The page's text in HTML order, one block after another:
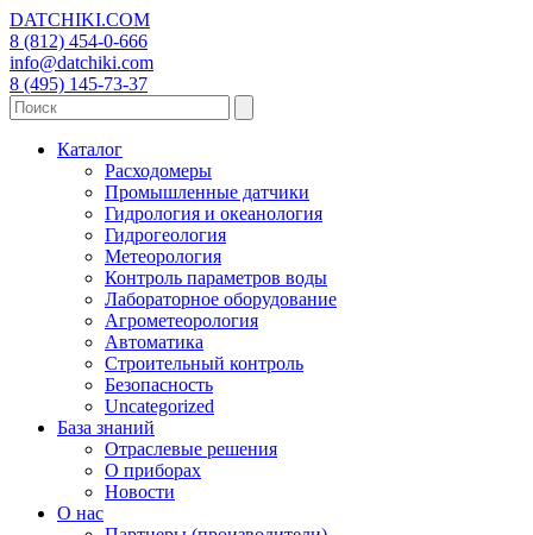
DATCHIKI.COM
8 (812) 454-0-666
info@datchiki.com
8 (495) 145-73-37
Каталог
Расходомеры
Промышленные датчики
Гидрология и океанология
Гидрогеология
Метеорология
Контроль параметров воды
Лабораторное оборудование
Агрометеорология
Автоматика
Строительный контроль
Безопасность
Uncategorized
База знаний
Отраслевые решения
О приборах
Новости
О нас